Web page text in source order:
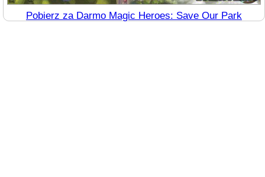
Pobierz za Darmo Magic Heroes: Save Our Park